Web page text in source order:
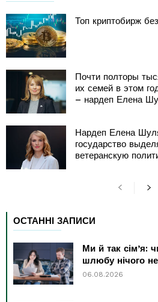
Топ криптобирж
Почти полторы
их семей в этом
– нардеп Елена
Нардеп Елена
государство
ветеранскую
ОСТАННІ ЗАПИСИ
Ми й так сім’я:
шлюбу нічого
06.08.2026